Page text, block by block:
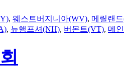
, 웨스트버지니아(WV), 메릴랜
, 뉴햄프셔(NH), 버몬트(VT), 메